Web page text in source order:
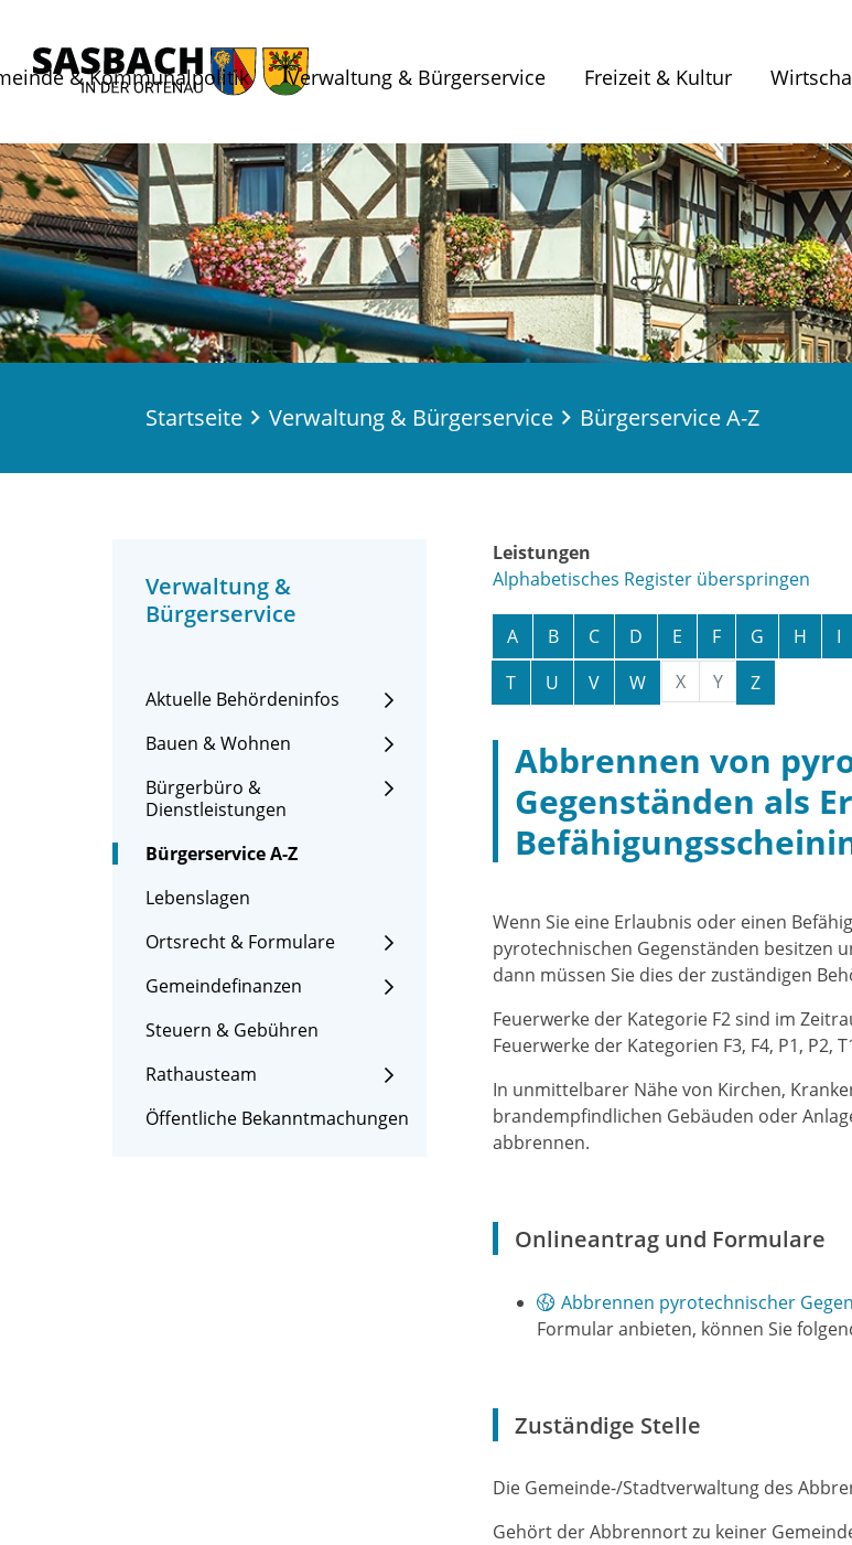
& Kommunalpolitik Verwaltung & Bürgerservice Freizeit & Kultur
Startseite Verwaltung & Bürgerservice Bürgerservice A-Z
Verwaltung &
Bürgerservice
Aktuelle Behördeninfos
Bauen & Wohnen
Bürgerbüro &
Dienstleistungen
Bürgerservice A-Z
Lebenslagen
Ortsrecht & Formulare
Gemeindefinanzen
Steuern & Gebühren
Rathausteam
Öffentliche Bekanntmachungen
Leistungen
Alphabetisches Register überspringen
A B C D E F G H I
T
U V W X Y Z
Abbrennen von
Gegenständen als
Wenn Sie eine Erlaubnis oder einen
pyrotechnischen Gegenständen besitzen
dann müssen Sie dies der zuständigen
Feuerwerke der Kategorie F2 sind im
Feuerwerke der Kategorien F3, F4, P1, P2,
In unmittelbarer Nähe von Kirchen,
brandempfindlichen Gebäuden oder
abbrennen.
Onlineantrag und Formulare
Abbrennen pyrotechnischer
Formular anbieten, können Sie
Zuständige Stelle
Die Gemeinde-/Stadtverwaltung des
Gehört der Abbrennort zu keiner